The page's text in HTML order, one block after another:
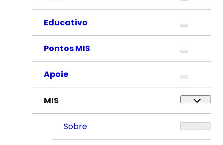
Educativo
Pontos MIS
Apoie
MIS
Sobre